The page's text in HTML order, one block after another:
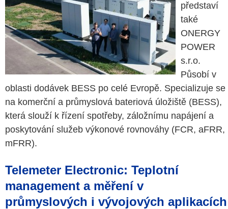
představí
také
ONERGY
POWER
s.r.o.
Působí v
oblasti dodávek BESS po celé Evropě. Specializuje se
na komerční a průmyslová bateriová úložiště (BESS),
která slouží k řízení spotřeby, záložnímu napájení a
poskytování služeb výkonové rovnováhy (FCR, aFRR,
mFRR).
Telemeter Electronic: Teplotní
management a měření v
průmyslových i vývojových aplikacích